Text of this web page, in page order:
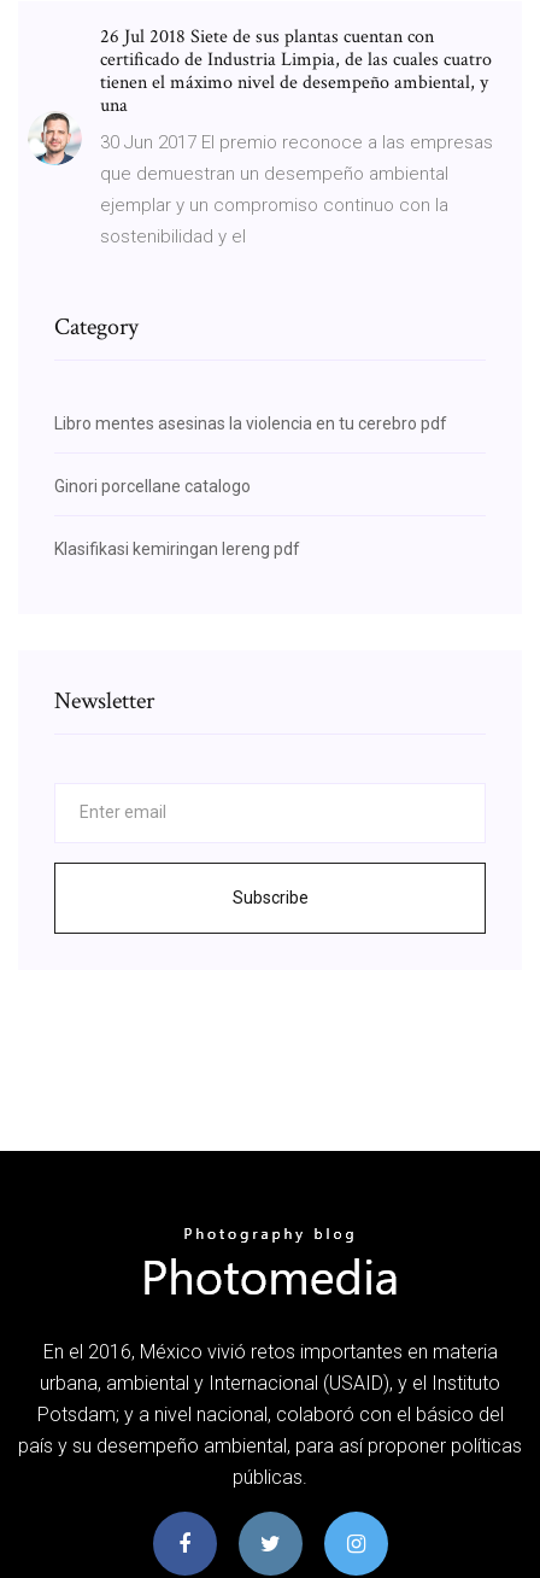
26 Jul 2018 Siete de sus plantas cuentan con
certificado de Industria Limpia, de las cuales cuatro
tienen el máximo nivel de desempeño ambiental, y
una
30 Jun 2017 El premio reconoce a las empresas
que demuestran un desempeño ambiental
ejemplar y un compromiso continuo con la
sostenibilidad y el
Category
Libro mentes asesinas la violencia en tu cerebro pdf
Ginori porcellane catalogo
Klasifikasi kemiringan lereng pdf
Newsletter
Subscribe
En el 2016, México vivió retos importantes en materia
urbana, ambiental y Internacional (USAID), y el Instituto
Potsdam; y a nivel nacional, colaboró con el básico del
país y su desempeño ambiental, para así proponer políticas
públicas.